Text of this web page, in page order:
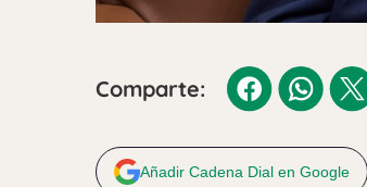
Comparte:
Añadir Cadena Dial en Google